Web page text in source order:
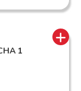
1